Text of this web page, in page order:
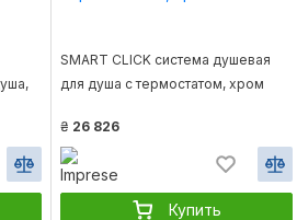
SMART CLICK система душевая
для душа с термостатом, хром
₴ 26 826
Купить